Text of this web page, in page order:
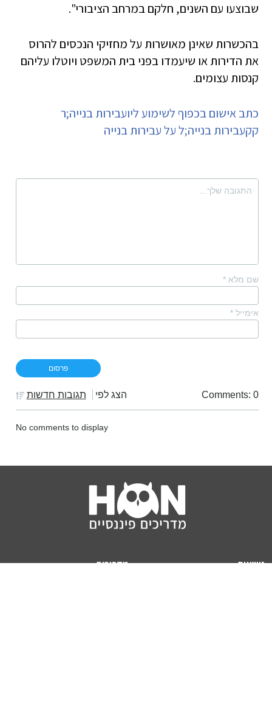
שבוצעו עם השנים, חלקם במרחב הציבורי".
בהכשרות שאינן מאושרות על מחזיקי הנכסים להרוס
את הדירות או שיעמדו בפני בית המשפט ויוטלו עליהם
קנסות עצומים.
כתב אישום בכפוף לשימוע ליועבירות בנייה;ר
קקעבירות בנייה;ל על עבירות בנייה
שם מלא *
אימייל *
Comments: 0 הצג לפי תגובות חדשות
No comments to display
נושאים
מדריכים